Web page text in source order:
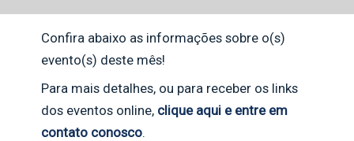
Confira abaixo as informações sobre o(s)
evento(s) deste mês!
Para mais detalhes, ou para receber os links
dos eventos online, clique aqui e entre em
contato conosco.